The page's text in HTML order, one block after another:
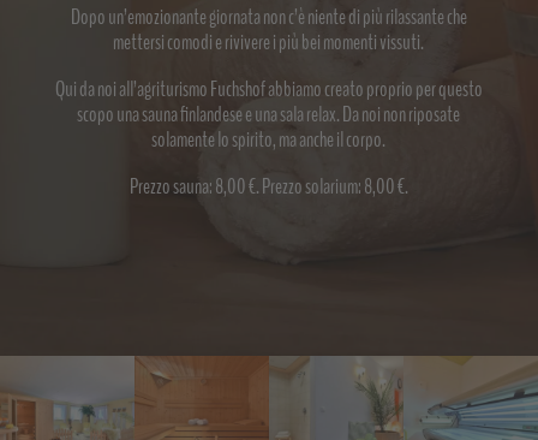
Dopo un’emozionante giornata non c’è niente di più rilassante che
mettersi comodi e rivivere i più bei momenti vissuti.
Qui da noi all’agriturismo Fuchshof abbiamo creato proprio per questo
scopo una sauna finlandese e una sala relax. Da noi non riposate
solamente lo spirito, ma anche il corpo.
Prezzo sauna: 8,00 €. Prezzo solarium: 8,00 €.